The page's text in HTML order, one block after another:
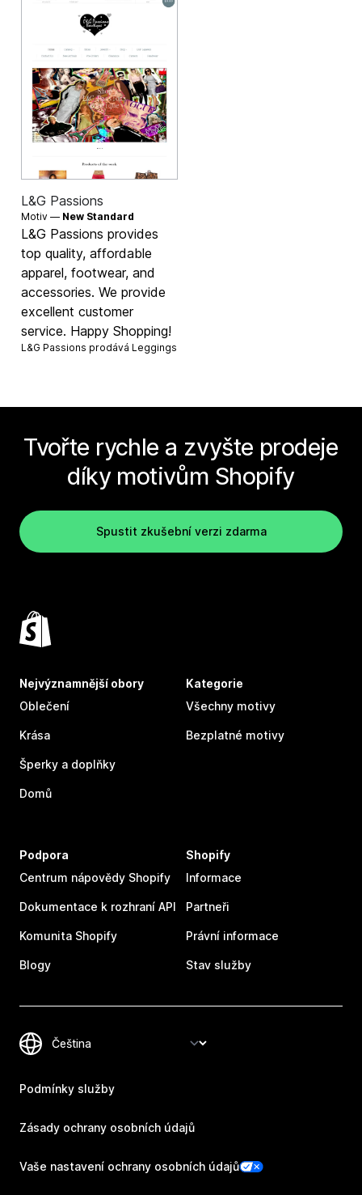
L&G Passions
Motiv — New Standard
L&G Passions provides
top quality, affordable
apparel, footwear, and
accessories. We provide
excellent customer
service. Happy Shopping!
L&G Passions prodává Leggings
Tvořte rychle a zvyšte prodeje
díky motivům Shopify
Spustit zkušební verzi zdarma
Nejvýznamnější obory
Oblečení
Krása
Šperky a doplňky
Domů
Kategorie
Všechny motivy
Bezplatné motivy
Podpora
Centrum nápovědy Shopify
Dokumentace k rozhraní API
Komunita Shopify
Blogy
Shopify
Informace
Partneři
Právní informace
Stav služby
Podmínky služby
Zásady ochrany osobních údajů
Vaše nastavení ochrany osobních údajů